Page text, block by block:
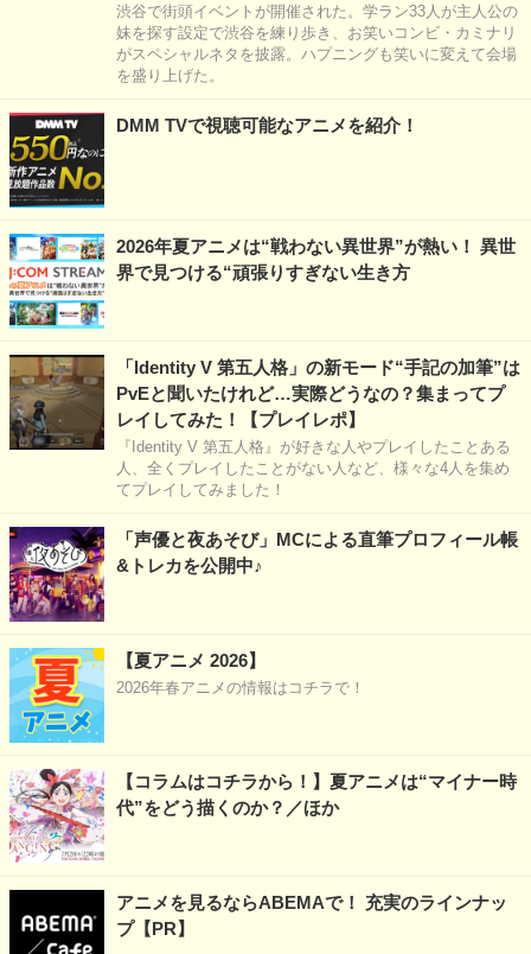
渋谷で街頭イベントが開催された。学ラン33人が主人公の
妹を探す設定で渋谷を練り歩き、お笑いコンビ・カミナリ
がスペシャルネタを披露。ハプニングも笑いに変えて会場
を盛り上げた。
DMM TVで視聴可能なアニメを紹介！
2026年夏アニメは“戦わない異世界”が熱い！ 異世
界で見つける“頑張りすぎない生き方
「Identity V 第五人格」の新モード“手記の加筆”は
PvEと聞いたけれど…実際どうなの？集まってプ
レイしてみた！【プレイレポ】
『Identity V 第五人格』が好きな人やプレイしたことある
人、全くプレイしたことがない人など、様々な4人を集め
てプレイしてみました！
「声優と夜あそび」MCによる直筆プロフィール帳
&トレカを公開中♪
【夏アニメ 2026】
2026年春アニメの情報はコチラで！
【コラムはコチラから！】夏アニメは“マイナー時
代”をどう描くのか？／ほか
アニメを見るならABEMAで！ 充実のラインナッ
プ【PR】